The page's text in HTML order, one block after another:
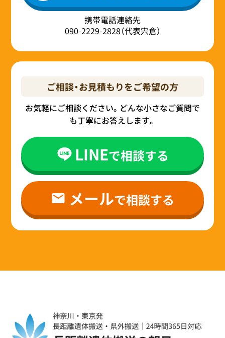
携帯電話連絡先
090-2229-2828（代表宍倉）
ご相談・お見積もりをご希望の方
お気軽にご相談ください。どんな小さなご質問で
も丁寧にお答えします。
LINEで相談する
メールで相談する